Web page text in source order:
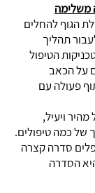
הגוף להחלים
תהליך
הטיפול
על הכאב
פעולה עם
מהיר ויעיל,
של כמה טיפולים.
סדרה קצרה
הסדרה